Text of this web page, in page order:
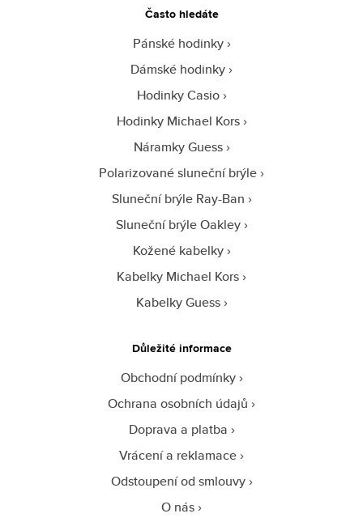
Často hledáte
Pánské hodinky
Dámské hodinky
Hodinky Casio
Hodinky Michael Kors
Náramky Guess
Polarizované sluneční brýle
Sluneční brýle Ray-Ban
Sluneční brýle Oakley
Kožené kabelky
Kabelky Michael Kors
Kabelky Guess
Důležité informace
Obchodní podmínky
Ochrana osobních údajů
Doprava a platba
Vrácení a reklamace
Odstoupení od smlouvy
O nás